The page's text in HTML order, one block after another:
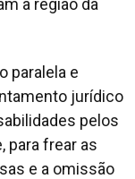
a região da
paralela e
jurídico
pelos
para frear as
e a omissão